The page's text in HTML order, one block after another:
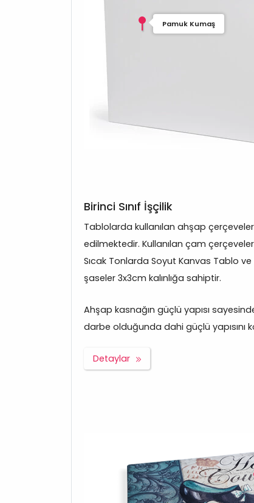
Pamuk Kumaş
Birinci Sınıf İşçilik
Tablolarda kullanılan ahşap
edilmektedir. Kullanılan çam çerçeveler
Sıcak Tonlarda Soyut Kanvas Tablo
şaseler 3x3cm kalınlığa sahiptir.
Ahşap kasnağın güçlü yapısı
darbe olduğunda dahi güçlü yapısını
Detaylar